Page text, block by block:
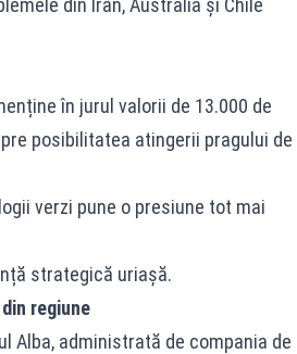
din Iran, Australia și Chile
în jurul valorii de 13.000 de
posibilitatea atingerii pragului de
verzi pune o presiune tot mai
strategică uriașă.
regiune
Alba, administrată de compania de